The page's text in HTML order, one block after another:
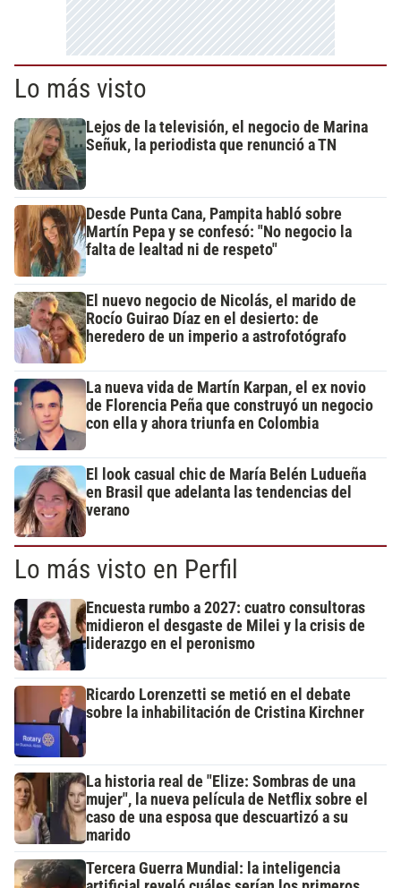
Lo más visto
Lejos de la televisión, el negocio de Marina
Señuk, la periodista que renunció a TN
Desde Punta Cana, Pampita habló sobre
Martín Pepa y se confesó: "No negocio la
falta de lealtad ni de respeto"
El nuevo negocio de Nicolás, el marido de
Rocío Guirao Díaz en el desierto: de
heredero de un imperio a astrofotógrafo
La nueva vida de Martín Karpan, el ex novio
de Florencia Peña que construyó un negocio
con ella y ahora triunfa en Colombia
El look casual chic de María Belén Ludueña
en Brasil que adelanta las tendencias del
verano
Lo más visto en Perfil
Encuesta rumbo a 2027: cuatro consultoras
midieron el desgaste de Milei y la crisis de
liderazgo en el peronismo
Ricardo Lorenzetti se metió en el debate
sobre la inhabilitación de Cristina Kirchner
La historia real de "Elize: Sombras de una
mujer", la nueva película de Netflix sobre el
caso de una esposa que descuartizó a su
marido
Tercera Guerra Mundial: la inteligencia